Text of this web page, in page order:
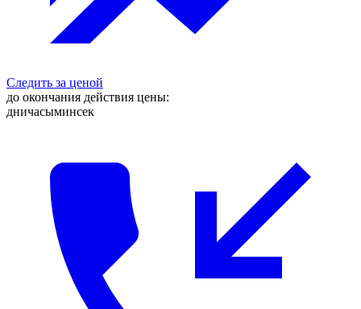
Следить за ценой
до окончания действия цены:
дничасыминсек